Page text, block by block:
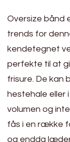
Oversize bånd
trends for
kendetegnet
perfekte til at
frisure. De kan
hestehale eller
volumen og
fås i en række
og endda